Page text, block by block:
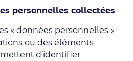
personnelles collectées
« données personnelles »
ou des éléments
d’identifier